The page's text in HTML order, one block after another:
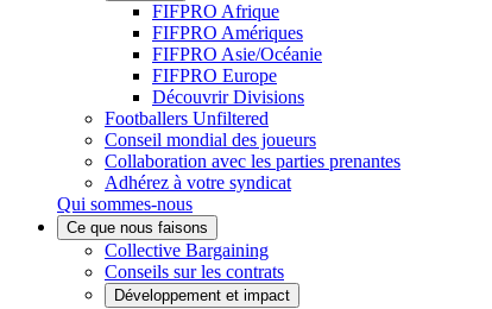
FIFPRO Afrique
FIFPRO Amériques
FIFPRO Asie/Océanie
FIFPRO Europe
Découvrir Divisions
Footballers Unfiltered
Conseil mondial des joueurs
Collaboration avec les parties prenantes
Adhérez à votre syndicat
Qui sommes-nous
Ce que nous faisons
Collective Bargaining
Conseils sur les contrats
Développement et impact